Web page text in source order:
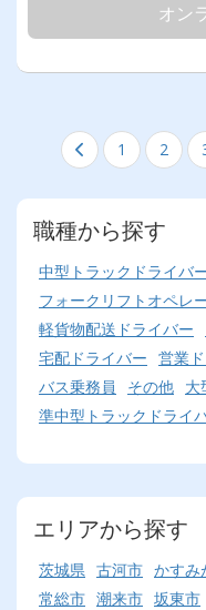
オン
1 2
職種から探す
中型トラックドライバ
フォークリフトオペレ
軽貨物配送ドライバー
宅配ドライバー 営業
バス乗務員
その他 大
準中型トラックドライ
エリアから探す
茨城県 古河市 かすみ
常総市 潮来市 坂東市